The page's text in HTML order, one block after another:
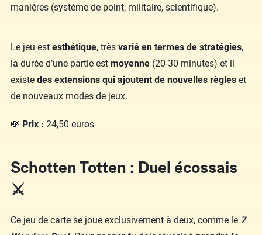
manières (système de point, militaire, scientifique).
Le jeu est esthétique, très varié en termes de stratégies,
la durée d’une partie est moyenne (20-30 minutes) et il
existe des extensions qui ajoutent de nouvelles règles et
de nouveaux modes de jeux.
💸 Prix : 24,50 euros
Schotten Totten : Duel écossais
⚔️
Ce jeu de carte se joue exclusivement à deux, comme le 7